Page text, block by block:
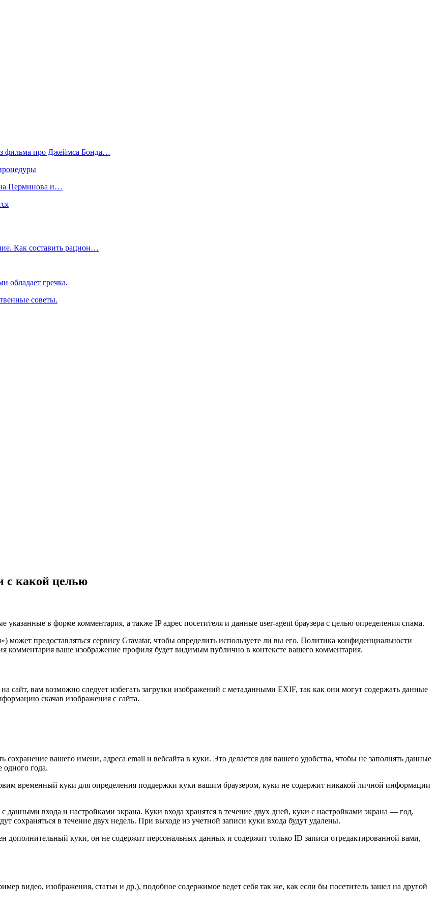
фильма про Джеймса Бонда…
Перминова и…
Как составить рацион…
обладает гречка.
советы.
с какой целью
в форме комментария, а также IP адрес посетителя и данные user-agent браузера с целью определения спама.
может предоставляться сервису Gravatar, чтобы определить используете ли вы его. Политика конфиденциальности
комментария ваше изображение профиля будет видимым публично в контексте вашего комментария.
сайт, вам возможно следует избегать загрузки изображений с метаданными EXIF, так как они могут содержать данные
скачав изображения с сайта.
вашего имени, адреса email и вебсайта в куки. Это делается для вашего удобства, чтобы не заполнять данные
года.
временный куки для определения поддержки куки вашим браузером, куки не содержит никакой личной информации
данными входа и настройками экрана. Куки входа хранятся в течение двух дней, куки с настройками экрана — год.
сохраняться в течение двух недель. При выходе из учетной записи куки входа будут удалены.
дополнительный куки, он не содержит персональных данных и содержит только ID записи отредактированной вами,
видео, изображения, статьи и др.), подобное содержимое ведет себя так же, как если бы посетитель зашел на другой